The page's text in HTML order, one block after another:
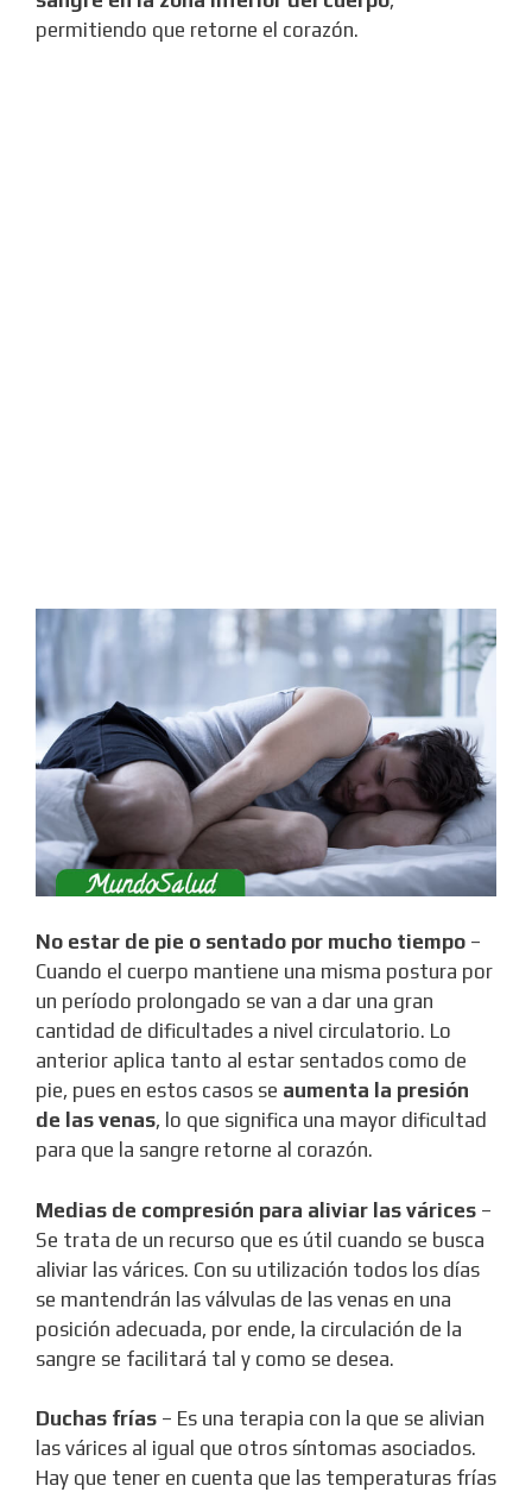
permitiendo que retorne el corazón.
No estar de pie o sentado por mucho tiempo –
Cuando el cuerpo mantiene una misma postura por
un período prolongado se van a dar una gran
cantidad de dificultades a nivel circulatorio. Lo
anterior aplica tanto al estar sentados como de
pie, pues en estos casos se aumenta la presión
de las venas, lo que significa una mayor dificultad
para que la sangre retorne al corazón.
Medias de compresión para aliviar las várices –
Se trata de un recurso que es útil cuando se busca
aliviar las várices. Con su utilización todos los días
se mantendrán las válvulas de las venas en una
posición adecuada, por ende, la circulación de la
sangre se facilitará tal y como se desea.
Duchas frías – Es una terapia con la que se alivian
las várices al igual que otros síntomas asociados.
Hay que tener en cuenta que las temperaturas frías